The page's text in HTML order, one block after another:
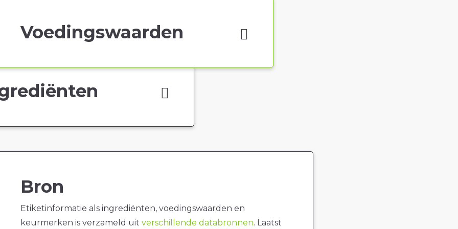
Voedingswaarden
Bron
Etiketinformatie als ingrediënten, voedingswaarden en
keurmerken is verzameld uit verschillende databronnen. Laatst